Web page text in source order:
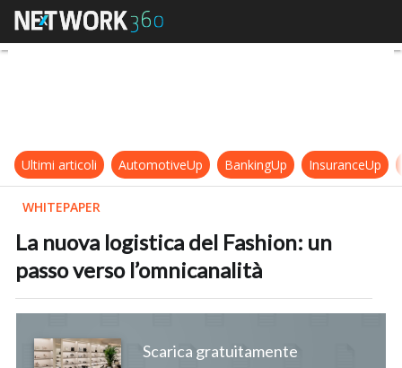
La nuova logistica del Fashion: un
Ultimi articoli AutomotiveUp BankingUp InsuranceUp
WHITEPAPER
La nuova logistica del Fashion: un
passo verso l’omnicanalità
Scarica gratuitamente